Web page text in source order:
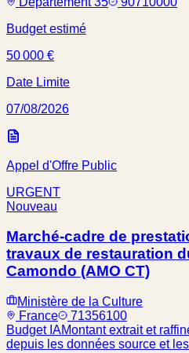
Budget estimé
50 000 €
Date Limite
07/08/2026
Appel d'Offre Public
URGENT
Nouveau
Marché-cadre de
travaux de restauration
Camondo (AMO CT)
Ministère de la Culture
France
71356100
Budget IAMontant extrait et
depuis les données source et